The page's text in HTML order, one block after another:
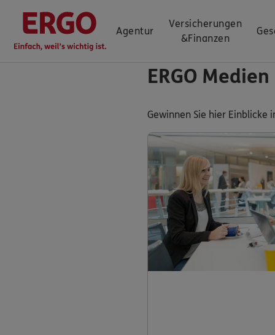
Agentur
Versicherungen
&Finanzen
ERGO Medien
Gewinnen Sie hier Einblicke